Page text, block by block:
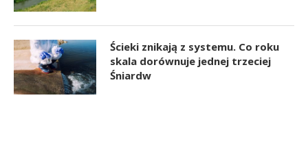
Ścieki znikają z systemu. Co roku
skala dorównuje jednej trzeciej
Śniardw